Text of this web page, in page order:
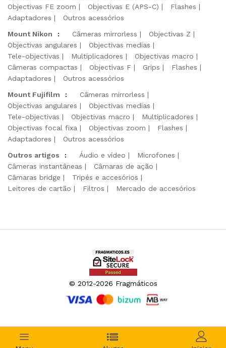
Objectivas FE zoom
Objectivas E (APS-C)
Flashes
Adaptadores
Outros acessórios
Mount Nikon
: Câmeras mirrorless
Objectivas Z
Objectivas angulares
Objectivas medias
Tele-objectivas
Multiplicadores
Objectivas macro
Câmeras compactas
Objectivas F Grips
Flashes
Adaptadores
Outros acessórios
Mount Fujifilm
:
Câmeras mirrorless
Objectivas angulares
Objectivas medias
Tele-objectivas
Objectivas macro
Multiplicadores
Objectivas focal fixa
Objectivas zoom
Flashes
Adaptadores
Outros acessórios
Outros artigos
: Áudio e vídeo
Microfones
Câmeras instantâneas
Câmaras de ação
Câmaras bridge
Tripés e accesórios
Leitores de cartão
Filtros Mercado de accesórios
© 2012-2026 Fragmáticos